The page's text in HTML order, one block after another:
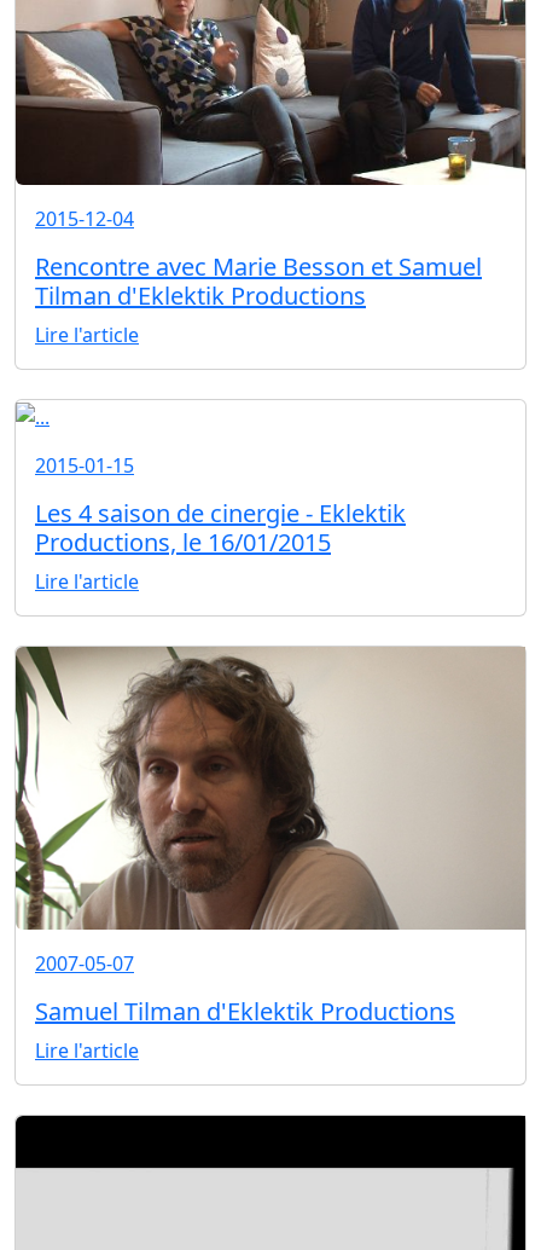
2015-12-04
Rencontre avec Marie Besson et Samuel
Tilman d'Eklektik Productions
Lire l'article
2015-01-15
Les 4 saison de cinergie - Eklektik
Productions, le 16/01/2015
Lire l'article
2007-05-07
Samuel Tilman d'Eklektik Productions
Lire l'article